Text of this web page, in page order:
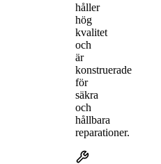
håller
hög
kvalitet
och
är
konstruerade
för
säkra
och
hållbara
reparationer.